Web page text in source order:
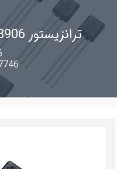
ترانزیستور 2N3906 - بسته 10 عددی